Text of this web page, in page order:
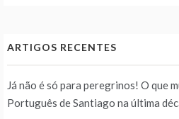
ARTIGOS RECENTES
Já não é só para peregrinos! O que
Português de Santiago na última